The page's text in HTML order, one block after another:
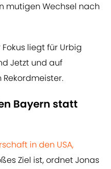
mutigen Wechsel nach
liegt für Urbig
Jetzt und auf
Bayern statt
in den USA,
Ziel ist, ordnet Jonas